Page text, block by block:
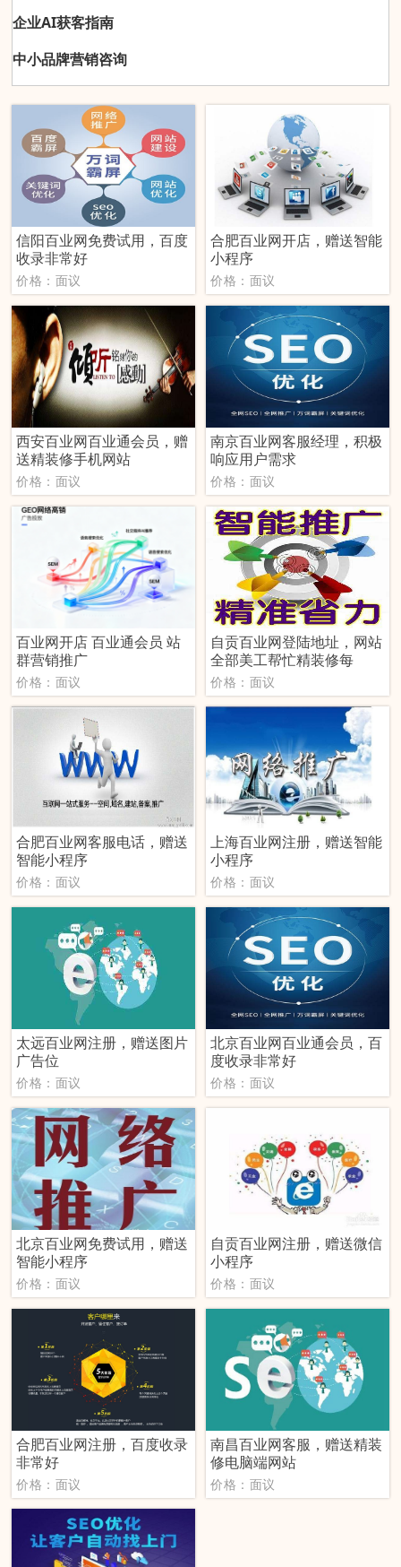
企业AI获客指南
中小品牌营销咨询
信阳百业网免费试用，百度
收录非常好
价格：面议
合肥百业网开店，赠送智能
小程序
价格：面议
西安百业网百业通会员，赠
送精装修手机网站
价格：面议
南京百业网客服经理，积极
响应用户需求
价格：面议
百业网开店 百业通会员 站
群营销推广
价格：面议
自贡百业网登陆地址，网站
全部美工帮忙精装修每
价格：面议
合肥百业网客服电话，赠送
智能小程序
价格：面议
上海百业网注册，赠送智能
小程序
价格：面议
太远百业网注册，赠送图片
广告位
价格：面议
北京百业网百业通会员，百
度收录非常好
价格：面议
北京百业网免费试用，赠送
智能小程序
价格：面议
自贡百业网注册，赠送微信
小程序
价格：面议
合肥百业网注册，百度收录
非常好
价格：面议
南昌百业网客服，赠送精装
修电脑端网站
价格：面议